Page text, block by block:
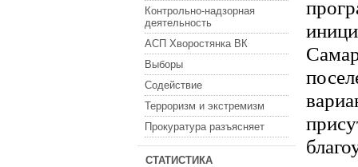
Контрольно-надзорная
деятельность
АСП Хворостянка ВК
Выборы
Содействие
Терроризм и экстремизм
Прокуратура разъясняет
СТАТИСТИКА